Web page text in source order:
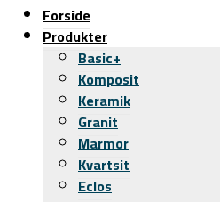
Forside
Produkter
Basic+
Komposit
Keramik
Granit
Marmor
Kvartsit
Eclos